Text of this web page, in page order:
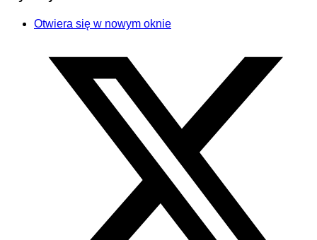
Otwiera się w nowym oknie